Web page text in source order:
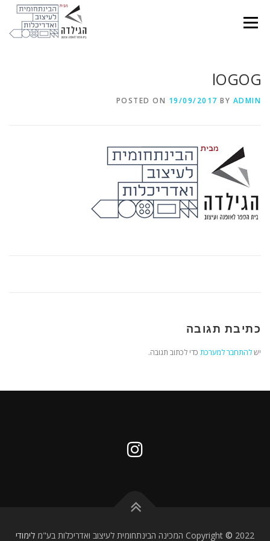
content
Menu
lOGOG
POSTED ON 19/09/2017 BY ADMIN
כתיבת תגובה
ישלהתחבר למערכת כדי לכתוב תגובה.
Copyright © 2022 המכינה הבינתחומית לעיצוב ואדריכלות בע"מ לימודי